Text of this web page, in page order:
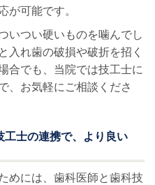
が可能です。
いつい硬いものを噛んでし
入れ歯の破損や破折を招く
合でも、当院では技工士に
、お気軽にご相談くださ
工士の連携で、より良い
めには、歯科医師と歯科技